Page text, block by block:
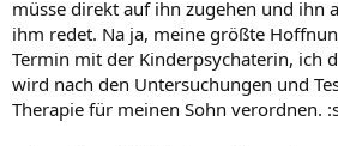
müsse direkt auf ihn zugehen und ihn
ihm redet. Na ja, meine größte
Termin mit der Kinderpsychaterin, ich
wird nach den Untersuchungen und
Therapie für meinen Sohn verordnen.